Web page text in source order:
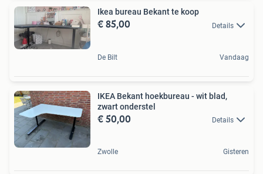
Ikea bureau Bekant te koop
€ 85,00 Details
De Bilt Vandaag
IKEA Bekant hoekbureau - wit blad,
zwart onderstel
€ 50,00 Details
Zwolle Gisteren